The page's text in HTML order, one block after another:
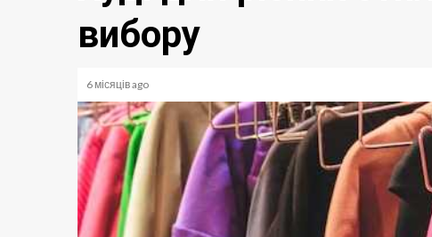
вибору
6 місяців ago